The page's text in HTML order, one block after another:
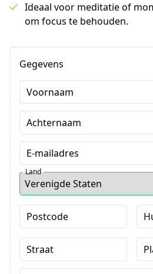
Ideaal voor meditatie of
om focus te behouden.
Gegevens
Voornaam
Achternaam
E-mailadres
Land
Postcode
Straat